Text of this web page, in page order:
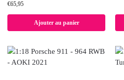
€65,95
Ajouter au panier